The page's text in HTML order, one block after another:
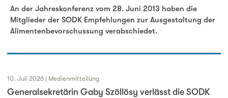
Empfehlungen zur Ausgestaltung der
Alimentenbevorschussung
An der Jahreskonferenz vom 28. Juni 2013 haben die
Mitglieder der SODK Empfehlungen zur Ausgestaltung der
Alimentenbevorschussung verabschiedet.
10. Juli 2026 | Medienmitteilung
Generalsekretärin Gaby Szöllösy verlässt die SODK